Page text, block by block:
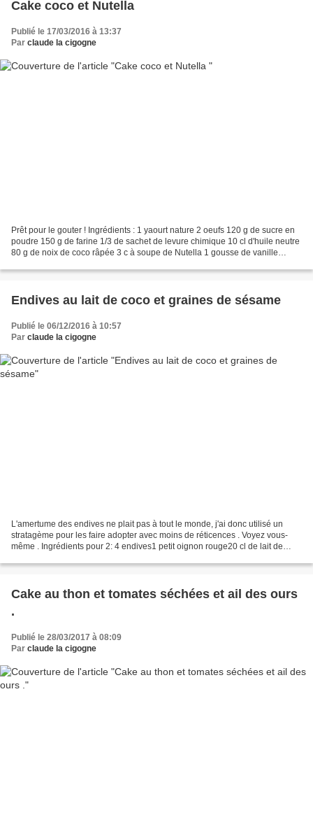
Cake coco et Nutella
Publié le 17/03/2016 à 13:37
Par claude la cigogne
Prêt pour le gouter ! Ingrédients : 1 yaourt nature 2 oeufs 120 g de sucre en
poudre 150 g de farine 1/3 de sachet de levure chimique 10 cl d'huile neutre
80 g de noix de coco râpée 3 c à soupe de Nutella 1 gousse de vanille
Endives au lait de coco et graines de sésame
Publié le 06/12/2016 à 10:57
Par claude la cigogne
L'amertume des endives ne plait pas à tout le monde, j'ai donc utilisé un
stratagème pour les faire adopter avec moins de réticences . Voyez vous-
même . Ingrédients pour 2: 4 endives1 petit oignon rouge20 cl de lait de
Cake au thon et tomates séchées et ail des ours
.
Publié le 28/03/2017 à 08:09
Par claude la cigogne